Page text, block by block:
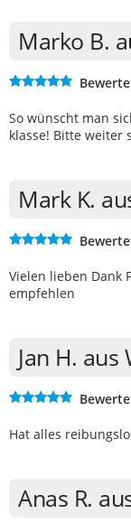
Marko B.
So wünscht man
klasse! Bitte weiter
Mark K.
Vielen lieben Dank
empfehlen
Jan H.
Hat alles
Anas R.